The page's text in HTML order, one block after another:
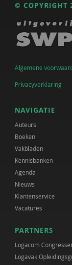
© COPYRIGHT
Algemene
Privacyverklaring
NAVIGATIE
Auteurs
Boeken
Vakbladen
Kennisbanken
Agenda
Nieuws
Klantenservice
Vacatures
PARTNERS
Logacom
Logavak